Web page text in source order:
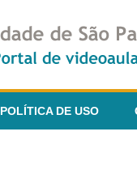
POLÍTICA DE USO